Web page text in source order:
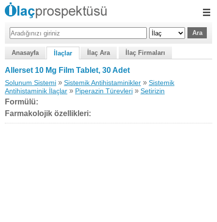
Anasayfa İlaçlar İlaç Ara İlaç Firmaları
Allerset 10 Mg Film Tablet, 30 Adet
Solunum Sistemi » Sistemik Antihistaminikler » Sistemik
Antihistaminik İlaçlar » Piperazin Türevleri » Setirizin
Formülü:
Farmakolojik özellikleri: